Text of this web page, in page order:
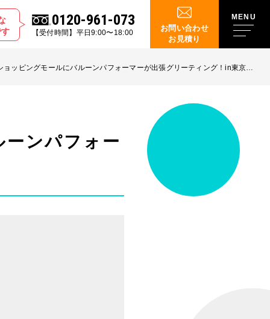
0120-961-073
【受付時間】平日9:00〜18:00
お問い合わせ
お見積り
ョッピングモールにバルーンパフォーマーが出張グリーティング！in東京都
ンパフォー